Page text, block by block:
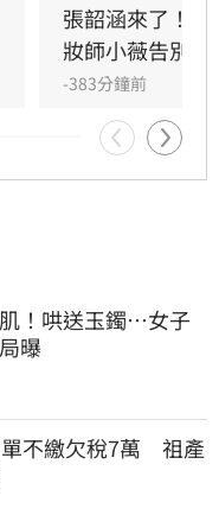
張韶涵來了！
妝師小薇告別式
-383分鐘前
！哄送玉鐲…女子
曝
不繳欠稅7萬　祖產